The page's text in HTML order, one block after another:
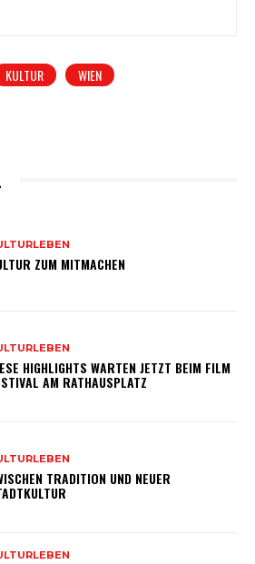
KULTUR WIEN
ZUM MITMACHEN
HIGHLIGHTS WARTEN JETZT BEIM FILM
AM RATHAUSPLATZ
TRADITION UND NEUER